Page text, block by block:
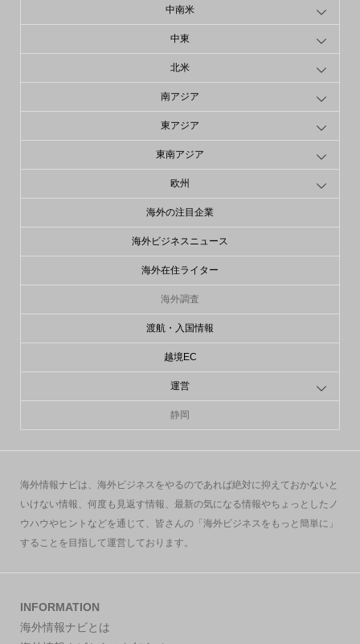
中南米
中東
北米
南アジア
東アジア
東南アジア
欧州
海外の注目企業
海外ビジネスニュース
海外在住ライター
海外調査
渡航・入国情報
越境EC
運営
静岡
海外情報ナビは、海外ビジネスをやるのであれば絶対に抑えておかないと
いけない情報、何度も見返す情報、最新の気になる情報やちょっとしたノ
ウハウやヒントなどを通じて、皆さんの「海外ビジネスをもっと簡単に」
することを目指して運営しております。
INFORMATION
海外情報ナビとは